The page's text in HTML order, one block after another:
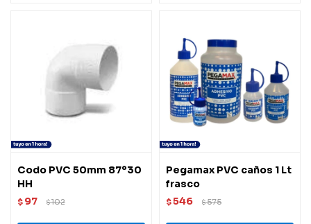
Codo PVC 50mm 87º30
HH
$ 97 $102
Pegamax PVC caños 1 Lt
frasco
$546 $575